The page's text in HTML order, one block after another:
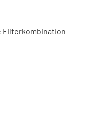
Filterkombination